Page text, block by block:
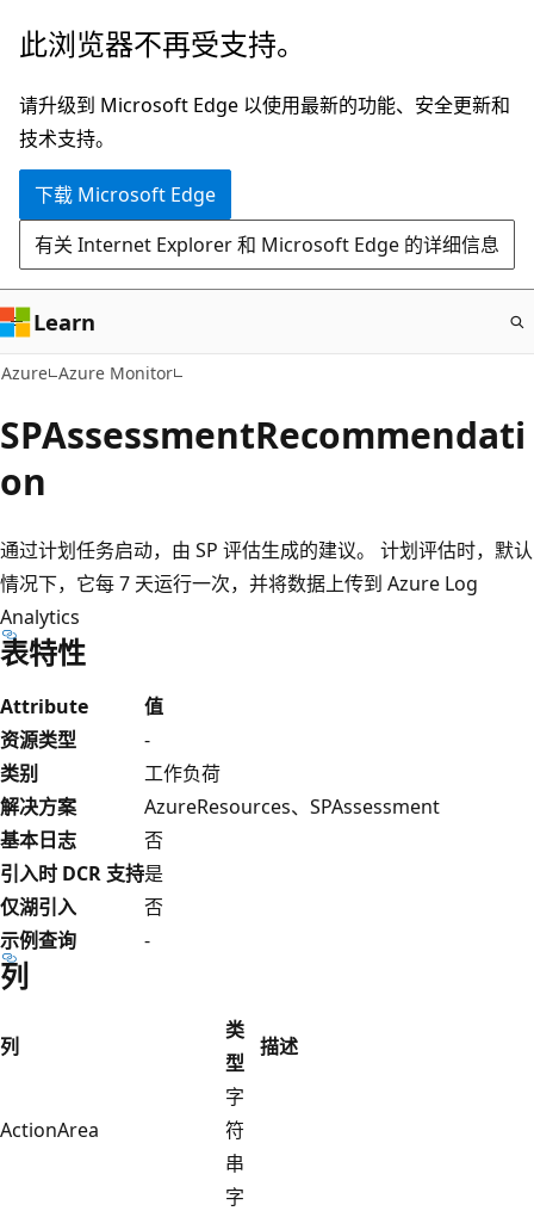
跳
主
要
内
此浏览器不再受支持。
请升级到 Microsoft Edge 以使用最新的功能、安全更新和
技术支持。
下载 Microsoft Edge
有关 Internet Explorer 和 Microsoft Edge 的详细信息
Learn
Azure Azure Monitor
SPAssessmentRecommendati
on
通过计划任务启动，由 SP 评估生成的建议。 计划评估时，默认
情况下，它每 7 天运行一次，并将数据上传到 Azure Log
Analytics
表特性
Attribute
值
资源类型
-
类别
工作负荷
解决方案
AzureResources、SPAssessment
基本日志
否
引入时 DCR 支持是
仅湖引入
否
示例查询
-
列
列
类
型
描述
ActionArea
字
符
串
字